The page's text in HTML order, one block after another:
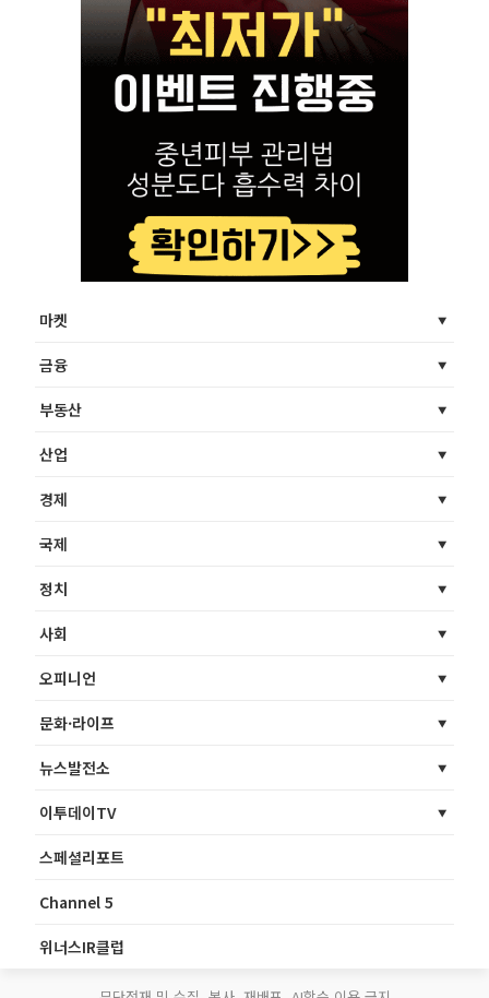
마켓
금융
부동산
산업
경제
국제
정치
사회
오피니언
문화·라이프
뉴스발전소
이투데이TV
스페셜리포트
Channel 5
위너스IR클럽